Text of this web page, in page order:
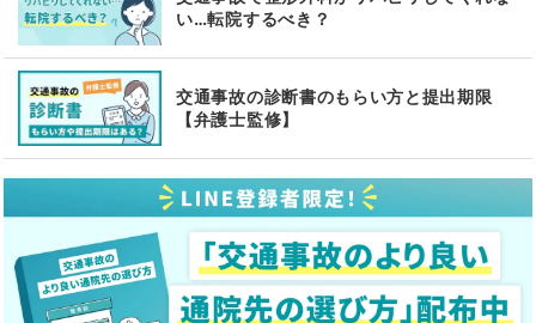
い…転院するべき？
交通事故の診断書のもらい方と提出期限
【弁護士監修】